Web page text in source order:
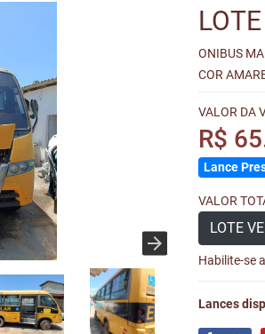
ONIBUS
COR
VALOR DA
R$
Lance
VALOR
LOTE
Habilite-se
Lances